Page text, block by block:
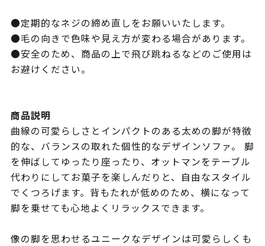
●定期的なネジの締め直しをお願いいたします。
●毛の向きで色味や見え方が変わる場合があります。
●安全のため、商品の上で飛び跳ねるなどのご使用は
お避けください。
商品説明
曲線の可愛らしさとインパクトのある太めの脚が特徴
的な、バランスの取れた個性的なデザインソファ。 脚
を伸ばしてゆったり座ったり、オットマンをテーブル
代わりにしてお菓子を楽しんだりと、自由なスタイル
でくつろげます。背もたれが低めのため、横になって
脚を乗せても心地よくリラックスできます。
像の脚を思わせるユニークなデザインは可愛らしくも